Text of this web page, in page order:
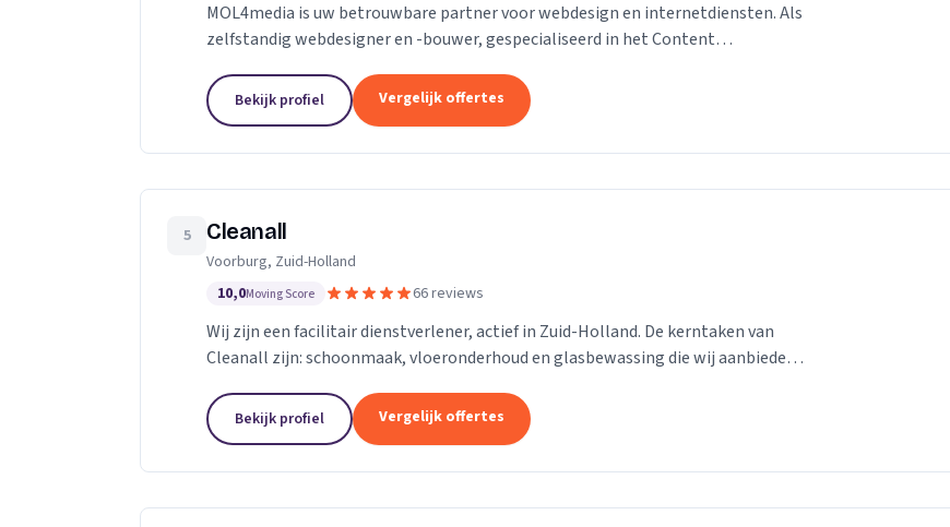
MOL4media is uw betrouwbare partner voor webdesign en internetdiensten. Als
zelfstandig webdesigner en -bouwer, gespecialiseerd in het Content
Bekijk profiel Vergelijk offertes
5 Cleanall
Voorburg, Zuid-Holland
10,0Moving Score 66 reviews
Wij zijn een facilitair dienstverlener, actief in Zuid-Holland. De kerntaken van
Cleanall zijn: schoonmaak, vloeronderhoud en glasbewassing die wij aanbieden
Bekijk profiel Vergelijk offertes